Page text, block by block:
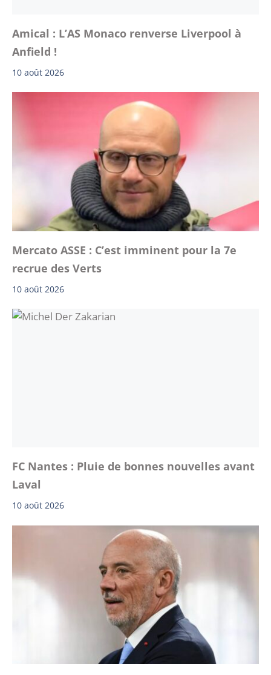
Amical : L’AS Monaco renverse Liverpool à
Anfield !
10 août 2026
Mercato ASSE : C’est imminent pour la 7e
recrue des Verts
10 août 2026
FC Nantes : Pluie de bonnes nouvelles avant
Laval
10 août 2026